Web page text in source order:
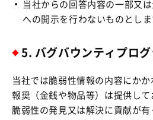
当社からの回答内容の一部又
への開示を行わないものとしま
5. バグバウンティプログ
当社では脆弱性情報の内容にか
報奨（金銭や物品等）は提供して
脆弱性の発見又は解決に貢献が